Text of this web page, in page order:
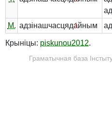
М. адзінашчасцяда́йным
Крыніцы: piskunou2012.
Граматычная база